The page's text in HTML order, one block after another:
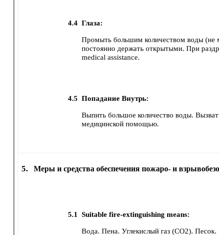
4.4 Глаза:
Промыть большим количеством воды (не
постоянно держать открытыми. При
medical assistance.
4.5 Попадание Внутрь:
Выпить большое количество воды.
медицинской помощью.
5. Меры и средства обеспечения пожаро- и
5.1 Suitable fire-extinguishing means:
Вода. Пена. Углекислый газ (CO2). Песок.